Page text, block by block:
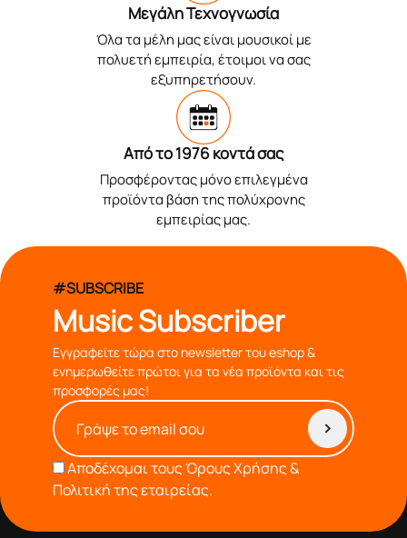
Μεγάλη Τεχνογνωσία
Όλα τα μέλη μας είναι μουσικοί με
πολυετή εμπειρία, έτοιμοι να σας
εξυπηρετήσουν.
Από το 1976 κοντά σας
Προσφέροντας μόνο επιλεγμένα
προϊόντα βάση της πολύχρονης
εμπειρίας μας.
#SUBSCRIBE
Music Subscriber
Εγγραφείτε τώρα στο newsletter του eshop &
ενημερωθείτε πρώτοι για τα νέα προϊόντα και τις
προσφορές μας!
Αποδέχομαι τουςΌρους Χρήσης &
Πολιτική της εταιρείας.